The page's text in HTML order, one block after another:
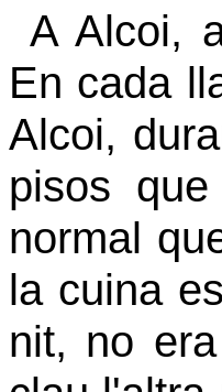
A Alcoi,
En cada
Alcoi,
pisos
normal
la cuina
nit, no